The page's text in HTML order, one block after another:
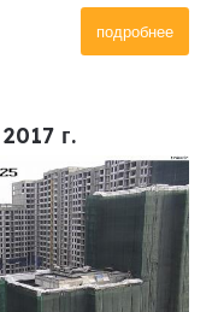
подробнее
г.